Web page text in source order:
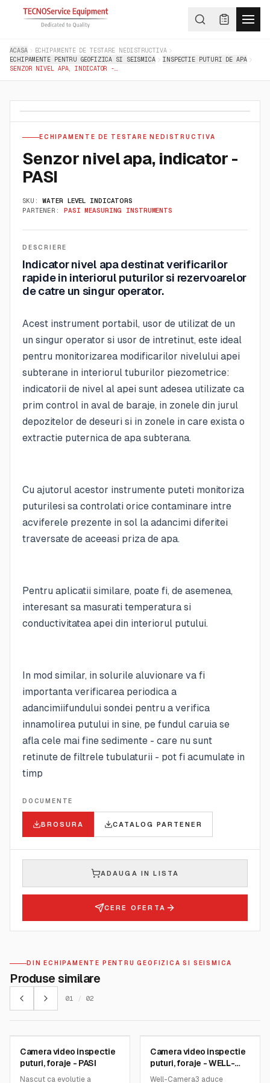
ACASA
ECHIPAMENTE DE TESTARE NEDISTRUCTIVA
ECHIPAMENTE PENTRU GEOFIZICA SI SEISMICA
INSPECTIE PUTURI DE APA
ECHIPAMENTE DE TESTARE NEDISTRUCTIVA
Senzor nivel apa, indicator -
PASI
SKU:
WATER LEVEL INDICATORS
PARTENER:
PASI MEASURING INSTRUMENTS
DESCRIERE
Indicator nivel apa destinat verificarilor
rapide in interiorul puturilor si rezervoarelor
de catre un singur operator.
Acest instrument portabil, usor de utilizat de un
un singur operator si usor de intretinut, este ideal
pentru monitorizarea modificarilor nivelului apei
subterane in interiorul tuburilor piezometrice:
indicatorii de nivel al apei sunt adesea utilizate ca
prim control in aval de baraje, in zonele din jurul
depozitelor de deseuri si in zonele in care exista o
extractie puternica de apa subterana.
Cu ajutorul acestor instrumente puteti monitoriza
puturilesi sa controlati orice contaminare intre
acviferele prezente in sol la adancimi diferitei
traversate de aceeasi priza de apa.
Pentru aplicatii similare, poate fi, de asemenea,
interesant sa masurati temperatura si
conductivitatea apei din interiorul putului.
In mod similar, in solurile aluvionare va fi
importanta verificarea periodica a
adancimiifundului sondei pentru a verifica
innamolirea putului in sine, pe fundul caruia se
afla cele mai fine sedimente - care nu sunt
retinute de filtrele tubulaturii - pot fi acumulate in
timp
DOCUMENTE
BROSURA CATALOG PARTENER
ADAUGA IN LISTA
CERE OFERTA
DIN ECHIPAMENTE PENTRU GEOFIZICA SI SEISMICA
Produse similare
01 / 02
SKU:WELL-CAMERA.2
Camera video inspectie
puturi, foraje - PASI
Nascut ca evolutie a
SKU:WELL-CAMERA.3
Camera video inspectie
puturi, foraje - WELL-
CAMERA.3
Well-Camera3 aduce